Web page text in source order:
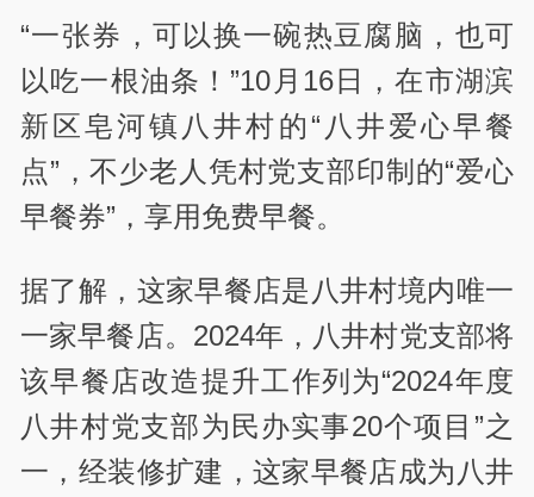
“一张券，可以换一碗热豆腐脑，也可
以吃一根油条！”10月16日，在市湖滨
新区皂河镇八井村的“八井爱心早餐
点”，不少老人凭村党支部印制的“爱心
早餐券”，享用免费早餐。
据了解，这家早餐店是八井村境内唯一
一家早餐店。2024年，八井村党支部将
该早餐店改造提升工作列为“2024年度
八井村党支部为民办实事20个项目”之
一，经装修扩建，这家早餐店成为八井